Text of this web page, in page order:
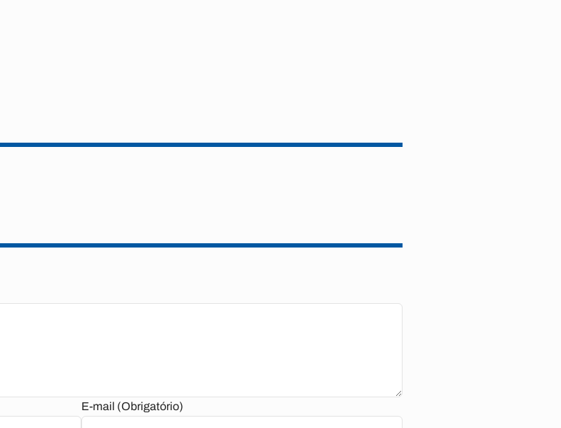
E-mail (Obrigatório)